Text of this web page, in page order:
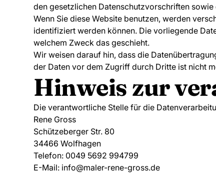
den gesetzlichen Datenschutzvorschriften
Wenn Sie diese Website benutzen, werden
identifiziert werden können. Die vorliegende
welchem Zweck das geschieht.
Wir weisen darauf hin, dass die
der Daten vor dem Zugriff durch Dritte ist nicht
Hinweis zur
Die verantwortliche Stelle für die
Rene Gross
Schützeberger Str. 80
34466 Wolfhagen
Telefon: 0049 5692 994799
E-Mail: info@maler-rene-gross.de